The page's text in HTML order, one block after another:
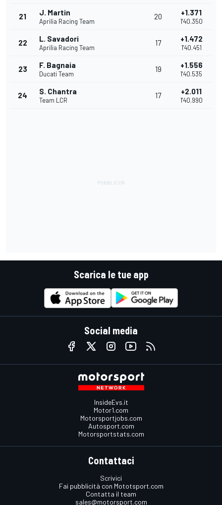
21 J. Martin
Aprilia Racing Team
20 +1.371
1'40.350
22 L. Savadori
Aprilia Racing Team
17 +1.472
1'40.451
23 F. Bagnaia
Ducati Team
19 +1.556
1'40.535
24 S. Chantra
Team LCR
17 +2.011
1'40.990
Scarica le tue app
Social media
InsideEvs.it
Motor1.com
Motorsportjobs.com
Autosport.com
Motorsportstats.com
Contattaci
Scrivici
Fai pubblicità con Mototsport.com
Contatta il team
sales@motorsport.com